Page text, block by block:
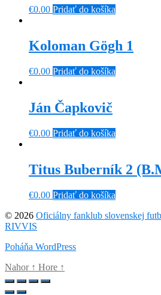
€0.00 Pridať do košíka
Koloman Gögh 1
€0.00 Pridať do košíka
Ján Čapkovič
€0.00 Pridať do košíka
Titus Buberník 2
€0.00 Pridať do košíka
© 2026 Oficiálny fanklub slovenskej
RIVVIS
Poháňa WordPress
Nahor ↑ Hore ↑